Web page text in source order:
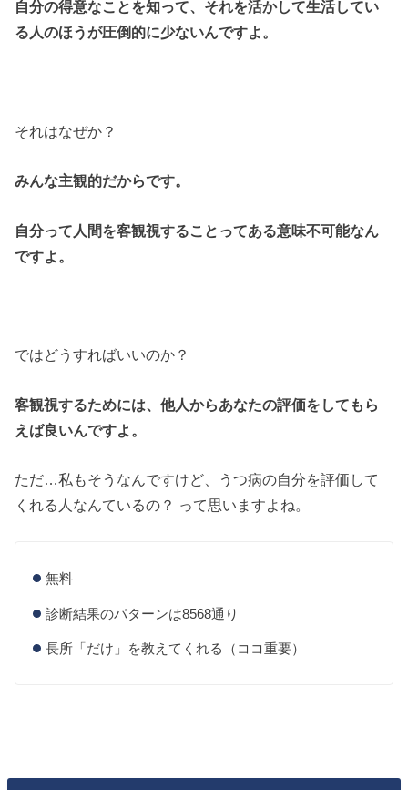
自分の得意なことを知って、それを活かして生活してい
る人のほうが圧倒的に少ないんですよ。
それはなぜか？
みんな主観的だからです。
自分って人間を客観視することってある意味不可能なん
ですよ。
ではどうすればいいのか？
客観視するためには、他人からあなたの評価をしてもら
えば良いんですよ。
ただ…私もそうなんですけど、うつ病の自分を評価して
くれる人なんているの？ って思いますよね。
無料
診断結果のパターンは8568通り
長所「だけ」を教えてくれる（ココ重要）